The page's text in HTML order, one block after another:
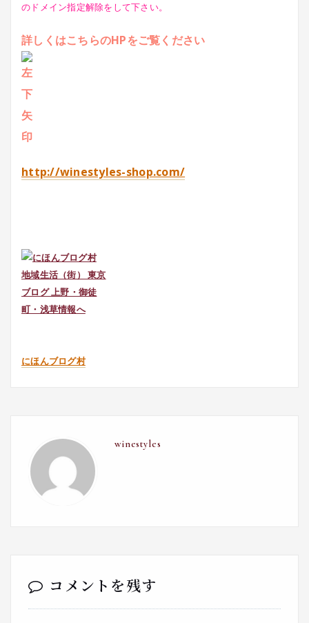
のドメイン指定解除をして下さい。
詳しくはこちらのHPをご覧ください
http://winestyles-shop.com/
にほんブログ村
winestyles
コメントを残す